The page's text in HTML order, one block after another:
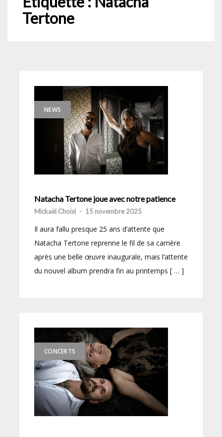
Tertone
NEWS
Natacha Tertone joue avec notre patience
Mickaël Choisi - 15 novembre 2025
Il aura fallu presque 25 ans d’attente que
Natacha Tertone reprenne le fil de sa carrière
après une belle œuvre inaugurale, mais l’attente
du nouvel album prendra fin au printemps [ … ]
CONCERTS